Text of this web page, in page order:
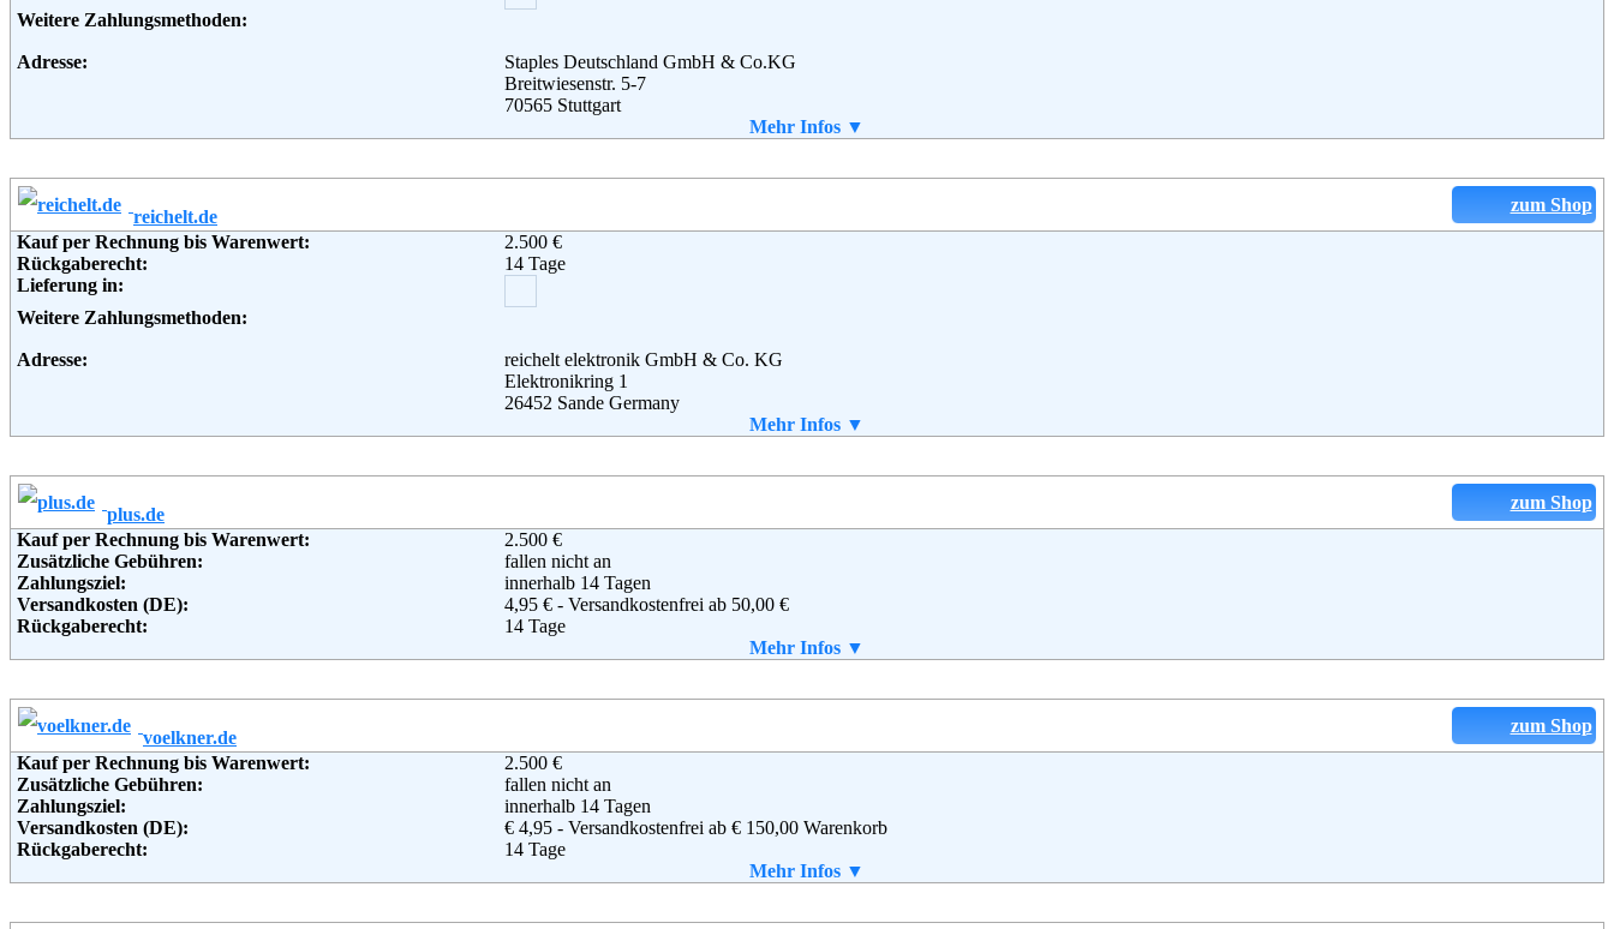
Deutschland
Telefon:
Fax:
+49 180 5 12 22 36
info@digitalo.de
Weitere Zahlungsmethoden:
Adresse:
Staples Deutschland GmbH & Co.KG
Breitwiesenstr. 5-7
70565 Stuttgart
Soziale Kanäle:
Weiterführende Informationen:
Mehr Infos ▼
zum Shop
reichelt.de
Kauf per Rechnung bis Warenwert:
2.500 €
Rückgaberecht:
14 Tage
Lieferung in:
Weitere Zahlungsmethoden:
Adresse:
reichelt elektronik GmbH & Co. KG
Elektronikring 1
26452 Sande Germany
Soziale Kanäle:
Mehr Infos ▼
zum Shop
plus.de
Kauf per Rechnung bis Warenwert:
2.500 €
Zusätzliche Gebühren:
fallen nicht an
Zahlungsziel:
innerhalb 14 Tagen
Versandkosten (DE):
4,95 € - Versandkostenfrei ab 50,00 €
Rückgaberecht:
14 Tage
Weitere Zahlungsmethoden:
Adresse:
Plus Online GmbH
Wissollstraße 5 - 43
45478 Mülheim an der Ruhr
Telefon:
+49 (0) 208 - 882290
Email:
service@plus.de
Mehr Infos ▼
zum Shop
voelkner.de
Kauf per Rechnung bis Warenwert:
2.500 €
Zusätzliche Gebühren:
fallen nicht an
Zahlungsziel:
innerhalb 14 Tagen
Versandkosten (DE):
€ 4,95 - Versandkostenfrei ab € 150,00 Warenkorb
Rückgaberecht:
14 Tage
Mehr Infos ▼